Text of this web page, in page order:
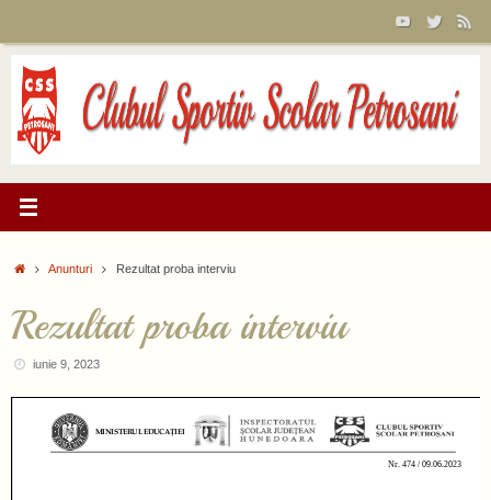
conținut
PrimaAnunturi Rezultat proba interviu
Rezultat proba interviu
iunie 9, 2023